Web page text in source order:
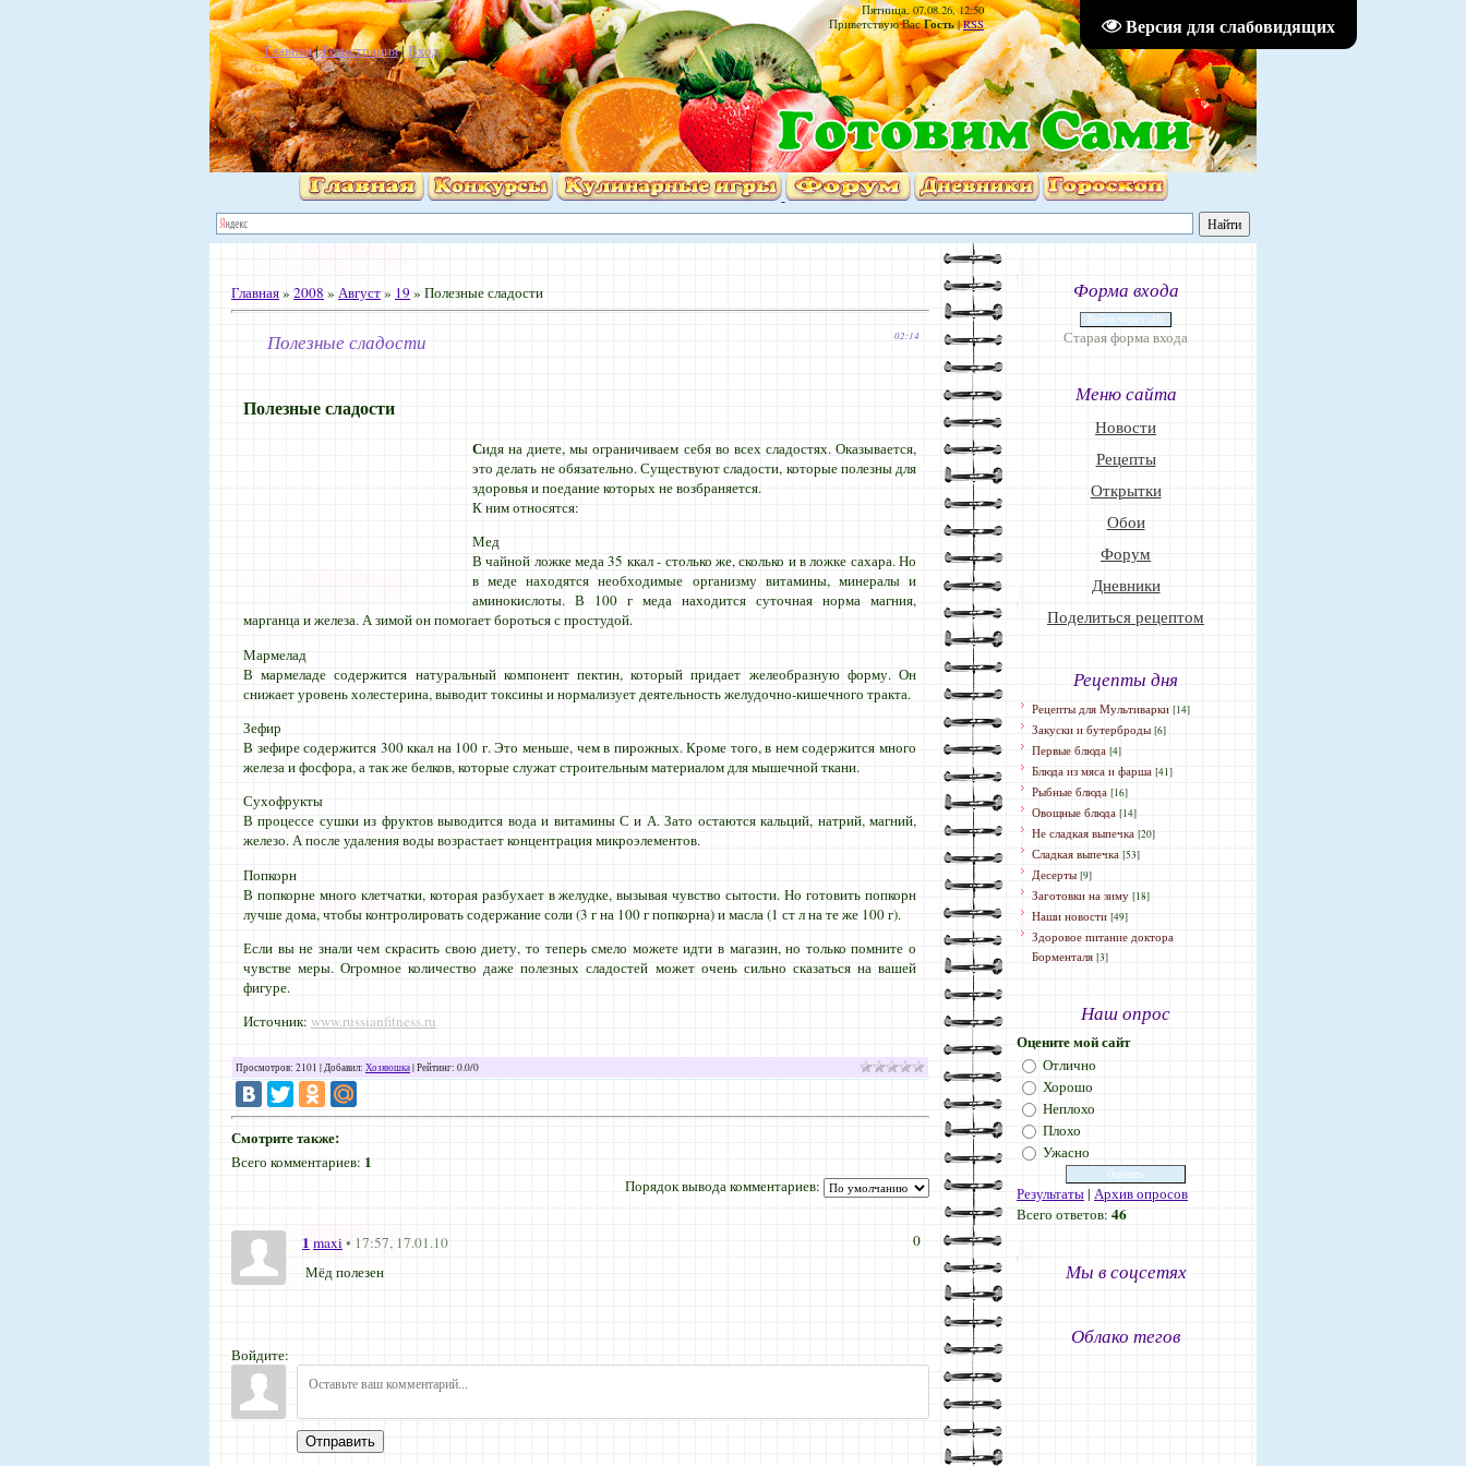
Версия для слабовидящих
Пятница, 07.08.26, 12:50
Приветствую Вас Гость|RSS
Главная|Регистрация|Вход
Главная» 2008 » Август» 19» Полезные сладости
02:14
Полезные сладости
Полезные сладости
Сидя на диете, мы ограничиваем себя во всех сладостях. Оказывается,
это делать не обязательно. Существуют сладости, которые полезны для
здоровья и поедание которых не возбраняется.
К ним относятся:
Мед
В чайной ложке меда 35 ккал - столько же, сколько и в ложке сахара. Но
в меде находятся необходимые организму витамины, минералы и
аминокислоты. В 100 г меда находится суточная норма магния,
марганца и железа. А зимой он помогает бороться с простудой.
Мармелад
В мармеладе содержится натуральный компонент пектин, который придает желеобразную форму. Он
снижает уровень холестерина, выводит токсины и нормализует деятельность желудочно-кишечного тракта.
Зефир
В зефире содержится 300 ккал на 100 г. Это меньше, чем в пирожных. Кроме того, в нем содержится много
железа и фосфора, а так же белков, которые служат строительным материалом для мышечной ткани.
Сухофрукты
В процессе сушки из фруктов выводится вода и витамины С и А. Зато остаются кальций, натрий, магний,
железо. А после удаления воды возрастает концентрация микроэлементов.
Попкорн
В попкорне много клетчатки, которая разбухает в желудке, вызывая чувство сытости. Но готовить попкорн
лучше дома, чтобы контролировать содержание соли (3 г на 100 г попкорна) и масла (1 ст л на те же 100 г).
Если вы не знали чем скрасить свою диету, то теперь смело можете идти в магазин, но только помните о
чувстве меры. Огромное количество даже полезных сладостей может очень сильно сказаться на вашей
фигуре.
Источник: www.russianfitness.ru
Просмотров: 2101 |Добавил: Хозяюшка|Рейтинг: 0.0/0
Смотрите также:
Всего комментариев: 1
Порядок вывода комментариев:
0
1 maxi • 17:57, 17.01.10
Мёд полезен
Войдите:
Отправить
Форма входа
Войти через uID
Старая форма входа
Меню сайта
Новости
Рецепты
Открытки
Обои
Форум
Дневники
Поделиться рецептом
Рецепты дня
Рецепты для Мультиварки [14]
Закуски и бутерброды [6]
Первые блюда [4]
Блюда из мяса и фарша [41]
Рыбные блюда [16]
Овощные блюда [14]
Не сладкая выпечка [20]
Сладкая выпечка [53]
Десерты [9]
Заготовки на зиму [18]
Наши новости [49]
Здоровое питание доктора
Борменталя [3]
Наш опрос
Оцените мой сайт
Отлично
Хорошо
Неплохо
Плохо
Ужасно
Результаты| Архив опросов
Всего ответов: 46
Мы в соцсетях
Облако тегов